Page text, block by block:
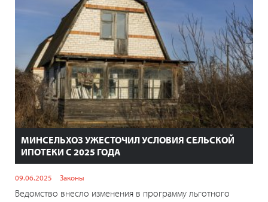
МИНСЕЛЬХОЗ УЖЕСТОЧИЛ УСЛОВИЯ СЕЛЬСКОЙ
ИПОТЕКИ С 2025 ГОДА
09.06.2025 Законы
Ведомство внесло изменения в программу льготного